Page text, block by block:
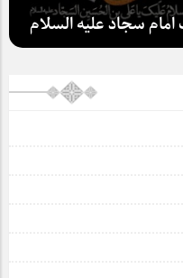
سجاد علیه السلام